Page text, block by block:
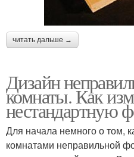
читать дальше →
Дизайн
комнаты. Как
нестандартную
Для начала немного о том,
комнатами неправильной